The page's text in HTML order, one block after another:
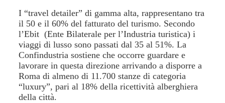
I “travel detailer” di gamma alta, rappresentano tra
il 50 e il 60% del fatturato del turismo. Secondo
l’Ebit (Ente Bilaterale per l’Industria turistica) i
viaggi di lusso sono passati dal 35 al 51%. La
Confindustria sostiene che occorre guardare e
lavorare in questa direzione arrivando a disporre a
Roma di almeno di 11.700 stanze di categoria
“luxury”, pari al 18% della ricettività alberghiera
della città.